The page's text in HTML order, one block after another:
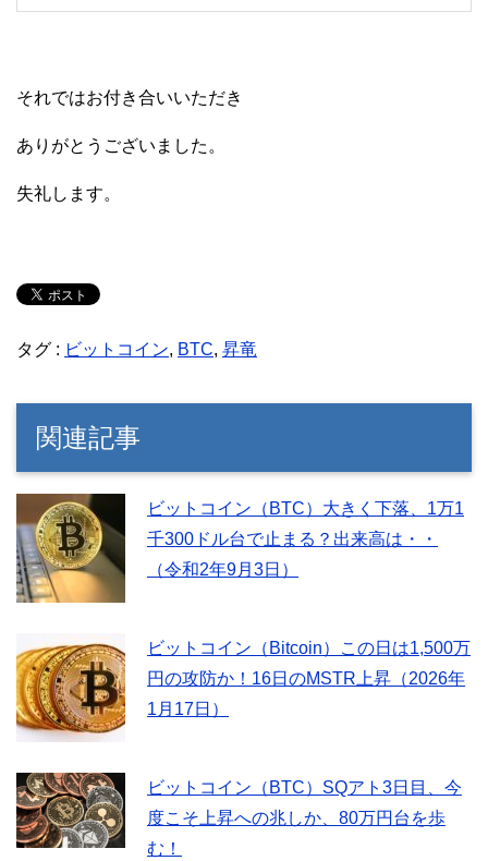
それではお付き合いいただき
ありがとうございました。
失礼します。
タグ : ビットコイン, BTC, 昇竜
関連記事
ビットコイン（BTC）大きく下落、1万1
千300ドル台で止まる？出来高は・・
（令和2年9月3日）
ビットコイン（Bitcoin）この日は1,500万
円の攻防か！16日のMSTR上昇（2026年
1月17日）
ビットコイン（BTC）SQアト3日目、今
度こそ上昇への兆しか、80万円台を歩
む！